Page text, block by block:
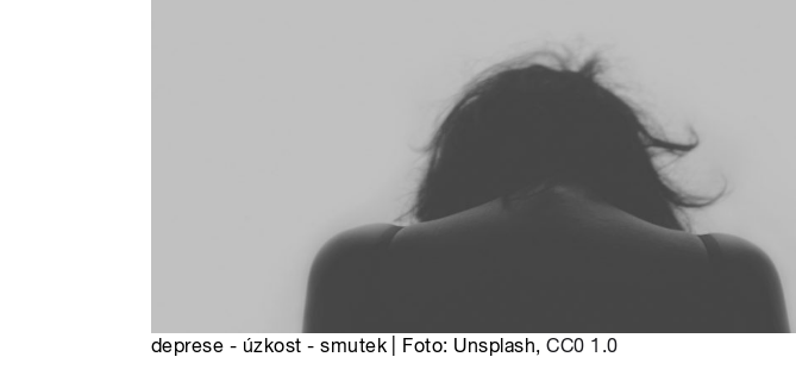
deprese - úzkost - smutek | Foto: Unsplash,CC0 1.0